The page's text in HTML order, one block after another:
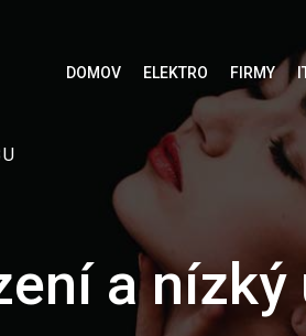
DOMOV ELEKTRO FIRMY
a